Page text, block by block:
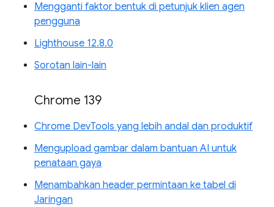
Mengganti faktor bentuk di petunjuk klien agen
pengguna
Lighthouse 12.8.0
Sorotan lain-lain
Chrome 139
Chrome DevTools yang lebih andal dan produktif
Mengupload gambar dalam bantuan AI untuk
penataan gaya
Menambahkan header permintaan ke tabel di
Jaringan